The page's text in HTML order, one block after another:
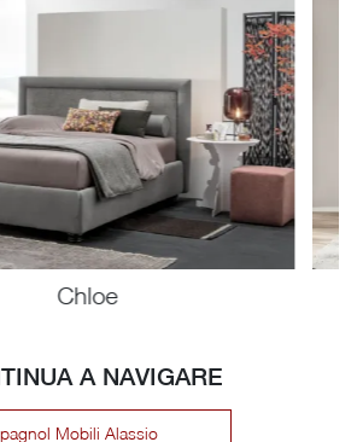
Chloe
A NAVIGARE
Mobili Alassio